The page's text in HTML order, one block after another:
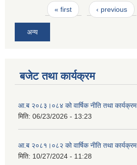
Pages« first ‹ previous
अन्य
बजेट तथा कार्यक्रम
आ.ब २०८३।०८४ को वार्षिक नीति तथा कार्यक्रम
मिति: 06/23/2026 - 13:23
आ.ब २०८१।०८२ को वार्षिक नीति तथा कार्यक्रम
मिति: 10/27/2024 - 11:28